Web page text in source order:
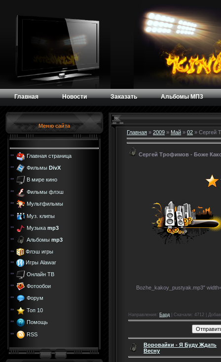
Главная Новости Заказать Альбомы МП3
Меню сайта
Главная страница
Фильмы DivX
В мире кино
Фильмы флэш
Мультфильмы
Муз. клипы
Музыка mp3
Альбомы mp3
Флэш игры
Игры Alawar
Онлайн ТВ
Фотообои
Форум
Топ 10
Помощь
RSS
Главная » 2009 » Май » 02 » Сергей
Сергей Трофимов - Боже
Bozhe_kakoy_pustyak.mp3"
Направления : Бард Скачали: 4712 |
Воровайки - Я Буду Ждать
Весну